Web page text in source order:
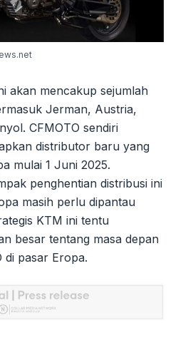
akan mencakup sejumlah
Jerman, Austria,
CFMOTO sendiri
distributor baru yang
mulai 1 Juni 2025.
penghentian distribusi ini
masih perlu dipantau
KTM ini tentu
besar tentang masa depan
di pasar Eropa.